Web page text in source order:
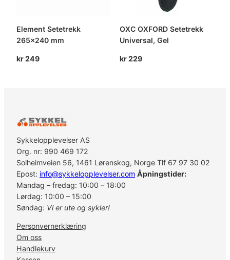
Element Setetrekk
265×240 mm
kr249
OXC OXFORD Setetrekk
Universal, Gel
kr229
Sykkelopplevelser AS
Org. nr: 990 469 172
Solheimveien 56, 1461 Lørenskog, Norge Tlf 67 97 30 02
Epost: info@sykkelopplevelser.com Åpningstider:
Mandag – fredag: 10:00 – 18:00
Lørdag: 10:00 – 15:00
Søndag: Vi er ute og sykler!
Personvernerklæring
Om oss
Handlekurv